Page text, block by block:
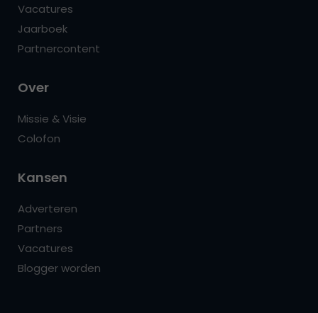
Vacatures
Jaarboek
Partnercontent
Over
Missie & Visie
Colofon
Kansen
Adverteren
Partners
Vacatures
Blogger worden